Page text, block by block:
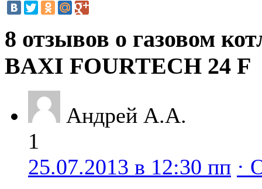
8 отзывов о газовом
BAXI FOURTECH 24 F
Андрей А.А.
1
25.07.2013 в 12:30 пп ·